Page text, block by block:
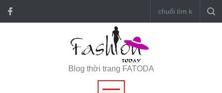
Blog thời trang FATODA